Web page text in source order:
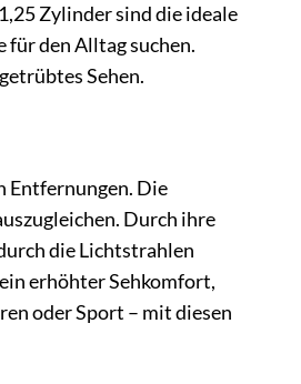
Zylinder sind die ideale
den Alltag suchen.
Sehen.
Entfernungen. Die
Durch ihre
die Lichtstrahlen
erhöhter Sehkomfort,
oder Sport – mit diesen